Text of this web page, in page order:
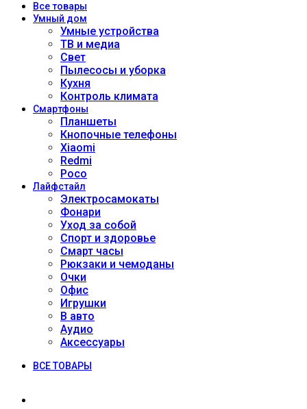
Всетовары
Умный дом
Умные устройства
ТВ и медиа
Свет
Пылесосы и уборка
Кухня
Контроль климата
Смартфоны
Планшеты
Кнопочные телефоны
Xiaomi
Redmi
Poco
Лайфстайл
Электросамокаты
Фонари
Уход за собой
Спорт и здоровье
Смарт часы
Рюкзаки и чемоданы
Очки
Офис
Игрушки
В авто
Аудио
Аксессуары
ВСЕ ТОВАРЫ